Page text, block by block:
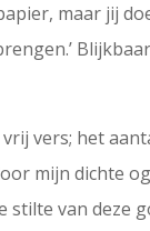
maar jij
vers; het
mijn dichte
van deze